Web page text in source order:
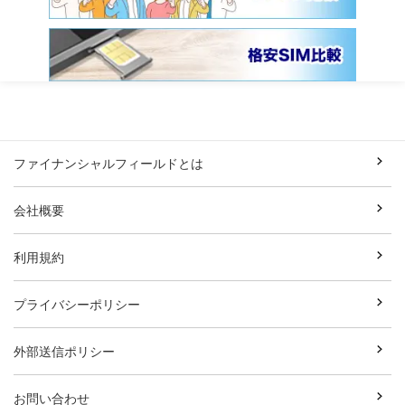
ファイナンシャルフィールドとは
会社概要
利用規約
プライバシーポリシー
外部送信ポリシー
お問い合わせ